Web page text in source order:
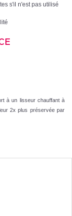
s'il n'est pas utilisé
à un lisseur chauffant à
2x plus préservée par